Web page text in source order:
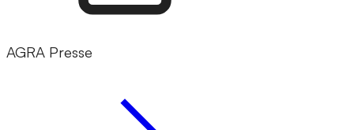
AGRA Presse